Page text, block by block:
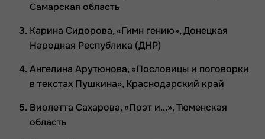
Самарская область
Карина Сидорова, «Гимн гению», Донецкая
Народная Республика (ДНР)
Ангелина Арутюнова, «Пословицы и поговорки
в текстах Пушкина», Краснодарский край
Виолетта Сахарова, «Поэт и...», Тюменская
область